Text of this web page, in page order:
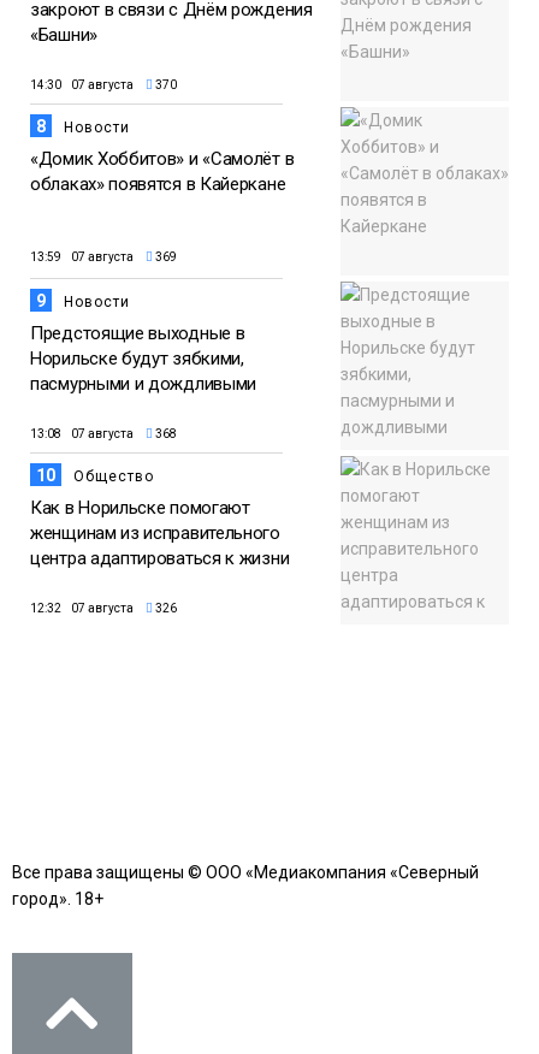
закроют в связи с Днём рождения
«Башни»
14:30 07 августа 370
8 Новости
«Домик Хоббитов» и «Самолёт в
облаках» появятся в Кайеркане
13:59 07 августа 369
9 Новости
Предстоящие выходные в
Норильске будут зябкими,
пасмурными и дождливыми
13:08 07 августа 368
10 Общество
Как в Норильске помогают
женщинам из исправительного
центра адаптироваться к жизни
12:32 07 августа 326
Все права защищены © ООО «Медиакомпания «Северный
город». 18+